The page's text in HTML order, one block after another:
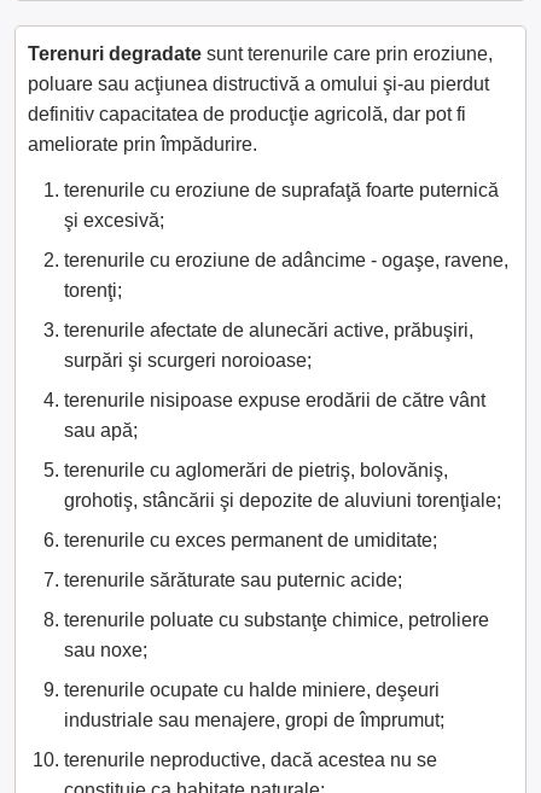
Terenuri degradate sunt terenurile care prin eroziune,
poluare sau acţiunea distructivă a omului şi-au pierdut
definitiv capacitatea de producţie agricolă, dar pot fi
ameliorate prin împădurire.
terenurile cu eroziune de suprafaţă foarte puternică
şi excesivă;
terenurile cu eroziune de adâncime - ogaşe, ravene,
torenţi;
terenurile afectate de alunecări active, prăbuşiri,
surpări şi scurgeri noroioase;
terenurile nisipoase expuse erodării de către vânt
sau apă;
terenurile cu aglomerări de pietriş, bolovăniş,
grohotiş, stâncării şi depozite de aluviuni torenţiale;
terenurile cu exces permanent de umiditate;
terenurile sărăturate sau puternic acide;
terenurile poluate cu substanţe chimice, petroliere
sau noxe;
terenurile ocupate cu halde miniere, deşeuri
industriale sau menajere, gropi de împrumut;
terenurile neproductive, dacă acestea nu se